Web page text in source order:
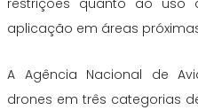
aplicação em áreas
A Agência Nacional de
drones em três categorias